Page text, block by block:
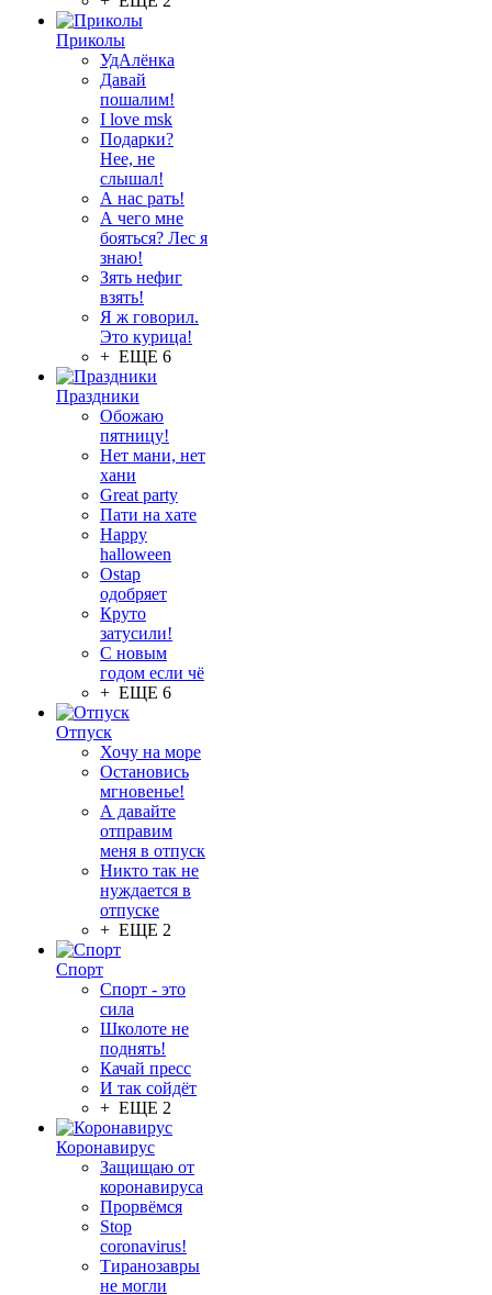
Приколы
УдАлёнка
Давай
пошалим!
I love msk
Подарки?
Нее, не
слышал!
А нас рать!
А чего мне
бояться? Лес я
знаю!
Зять нефиг
взять!
Я ж говорил.
Это курица!
+ ЕЩЕ 6
Праздники
Обожаю
пятницу!
Нет мани, нет
хани
Great party
Пати на хате
Happy
halloween
Ostap
одобряет
Круто
затусили!
С новым
годом если чё
+ ЕЩЕ 6
Отпуск
Хочу на море
Остановись
мгновенье!
А давайте
отправим
меня в отпуск
Никто так не
нуждается в
отпуске
+ ЕЩЕ 2
Спорт
Спорт - это
сила
Школоте не
поднять!
Качай пресс
И так сойдёт
+ ЕЩЕ 2
Коронавирус
Защищаю от
коронавируса
Прорвёмся
Stop
coronavirus!
Тиранозавры
не могли